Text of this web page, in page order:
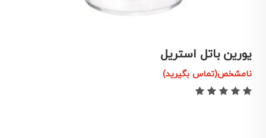
یورین باتل استریل
نامشخص(تماس بگیرید)